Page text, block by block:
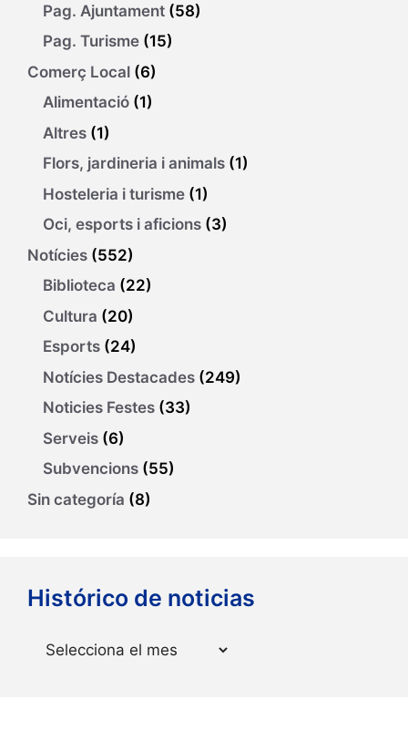
Pag. Ajuntament (58)
Pag. Turisme (15)
Comerç Local (6)
Alimentació (1)
Altres (1)
Flors, jardineria i animals (1)
Hosteleria i turisme (1)
Oci, esports i aficions (3)
Notícies (552)
Biblioteca (22)
Cultura (20)
Esports (24)
Notícies Destacades (249)
Noticies Festes (33)
Serveis (6)
Subvencions (55)
Sin categoría (8)
Histórico de noticias
Arxius